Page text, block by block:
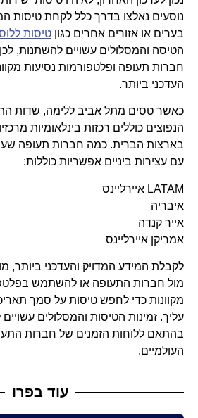
נוסעים נאלצו בדרך כלל לקחת טיסות
בערים או אזורים אחרים כגון טיסות
הטיסה והמסלולים עשויים להשתנות,
חברות תעופה ופלטפורמות נסיעות
העדכני ביותר.
כאשר טסים מתל אביב ללימה, שדות
הנפוצים כוללים רכזות בינלאומיות
בארצות הברית. כמה חברות תעופה
עם עצירות ביניים אפשריות כוללות:
LATAM איירליינס
איבריה
אייר קנדה
אמריקן איירליינס
לקבלת המידע המדויק והעדכני ביותר,
מול חברות התעופה או להשתמש
מקוונות כדי לחפש טיסות על סמך
עליך. זמינות הטיסות והמסלולים עשויים
בהתאם ללוחות הזמנים של חברות
העולמיים.
עוד בפרו